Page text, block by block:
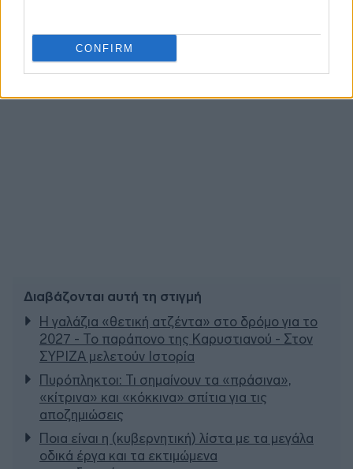
CONFIRM
Διαβάζονται αυτή τη στιγμή
Η γαλάζια «θετική ατζέντα» στο δρόμο για το
2027 - Το παράπονο της Καρυστιανού - Στον
ΣΥΡΙΖΑ μελετούν Ιστορία
Πυρόπληκτοι: Τι σημαίνουν τα «πράσινα»,
«κίτρινα» και «κόκκινα» σπίτια για τις
αποζημιώσεις
Ποια είναι η (κυβερνητική) λίστα με τα μεγάλα
οδικά έργα και τα εκτιμώμενα